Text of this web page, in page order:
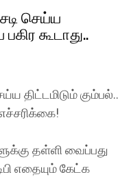
செய்ய
கூடாது..
திட்டமிடும் கும்பல்..
தள்ளி வைப்பது
எதையும் கேட்க